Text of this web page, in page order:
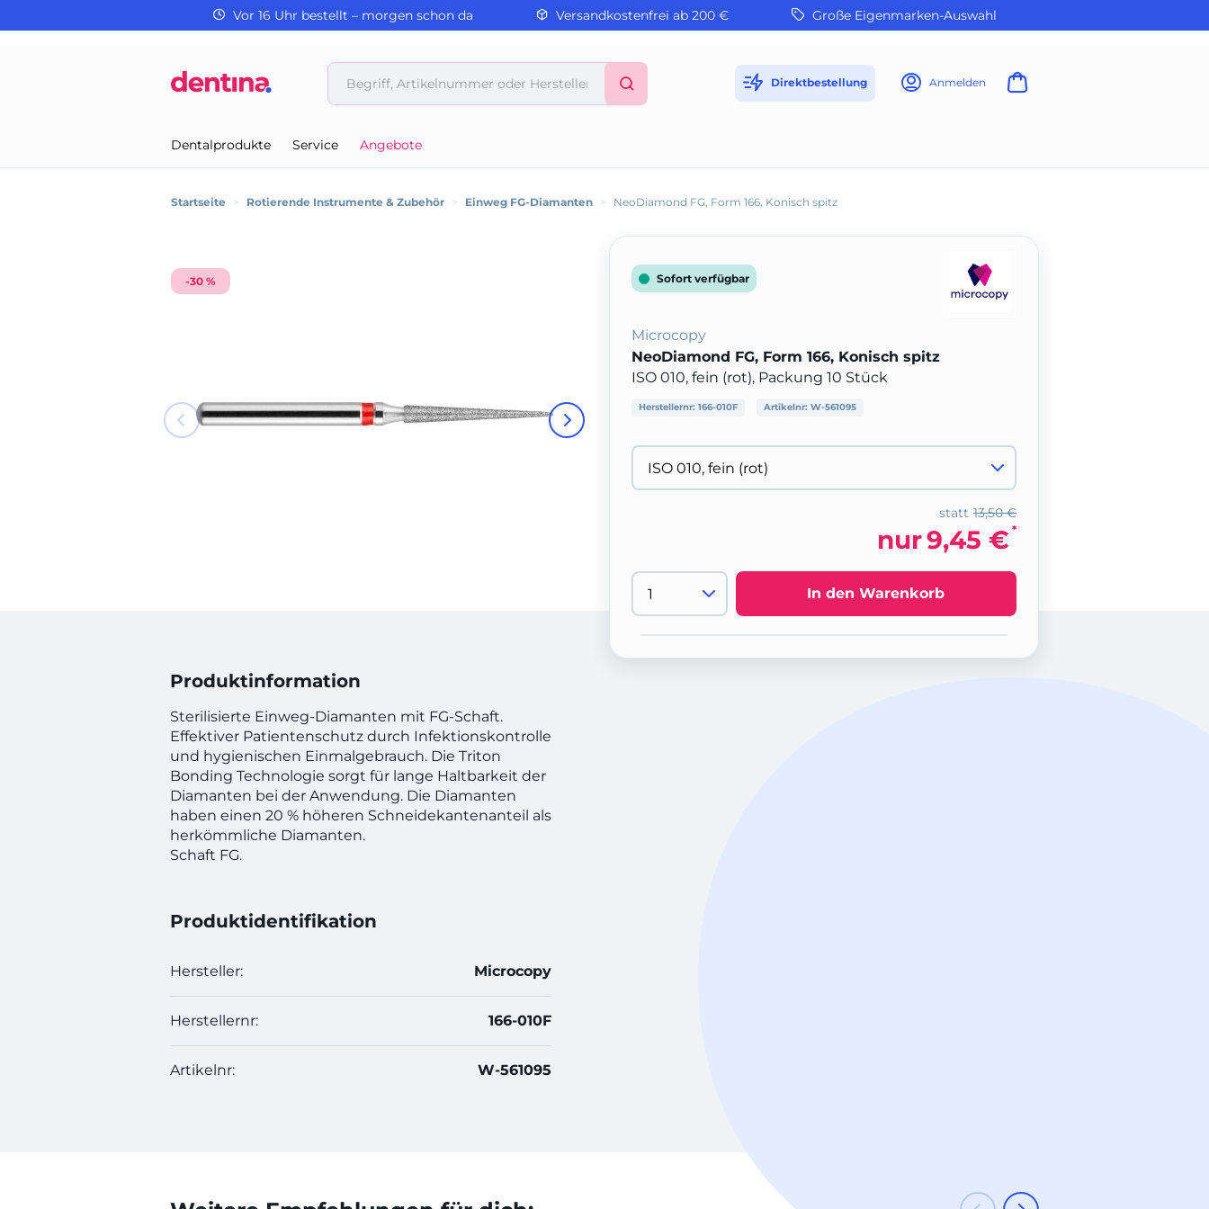
Vor 16 Uhr bestellt – morgen schon da Versandkostenfrei ab 200 € Große Eigenmarken-Auswahl
Direktbestellung Anmelden
Dentalprodukte Service Angebote
Startseite > Rotierende Instrumente & Zubehör > Einweg FG-Diamanten > NeoDiamond FG, Form 166, Konisch spitz
-30 %
Produktinformation
Sterilisierte Einweg-Diamanten mit FG-Schaft.
Effektiver Patientenschutz durch Infektionskontrolle
und hygienischen Einmalgebrauch. Die Triton
Bonding Technologie sorgt für lange Haltbarkeit der
Diamanten bei der Anwendung. Die Diamanten
haben einen 20 % höheren Schneidekantenanteil als
herkömmliche Diamanten.
Schaft FG.
Produktidentifikation
Hersteller: Microcopy
Herstellernr: 166-010F
Artikelnr: W-561095
Sofort verfügbar
Microcopy
NeoDiamond FG, Form 166, Konisch spitz
ISO 010, fein (rot), Packung 10 Stück
Herstellernr: 166-010F Artikelnr: W-561095
13,50 €
statt
nur9,45 € *
In den Warenkorb